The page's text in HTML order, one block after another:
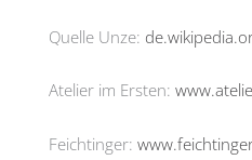
Quelle Unze:
Atelier im Ersten:
Feichtinger: